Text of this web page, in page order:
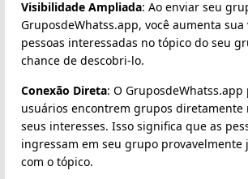
Visibilidade Ampliada: Ao enviar seu
GruposdeWhatss.app, você aumenta
pessoas interessadas no tópico do seu
chance de descobri-lo.
Conexão Direta: O
usuários encontrem grupos diretamente
seus interesses. Isso significa que as
ingressam em seu grupo provavelmente
com o tópico.